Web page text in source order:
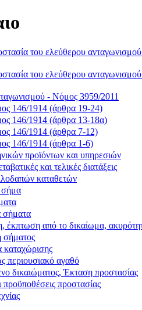
του ελεύθερου
του ελεύθερου
- Νόμος 3959/2011
146/1914 (άρθρα 19-24)
146/1914 (άρθρα 13-18α)
146/1914 (άρθρα 7-12)
146/1914 (άρθρα 1-6)
προϊόντων και υπηρεσιών
και τελικές διατάξεις
καταθετών
σήμα
σήματα
έκπτωση από το δικαίωμα,
καταχώρισης
περιουσιακό αγαθό
δικαιώματος, Έκταση προστασίας
προστασίας